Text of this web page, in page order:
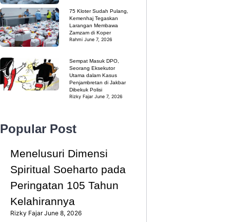
75 Kloter Sudah Pulang,
Kemenhaj Tegaskan
Larangan Membawa
Zamzam di Koper
Rahmi June 7, 2026
Sempat Masuk DPO,
Seorang Eksekutor
Utama dalam Kasus
Penjambretan di Jakbar
Dibekuk Polisi
Rizky FajarJune 7, 2026
Popular Post
Menelusuri Dimensi
Spiritual Soeharto pada
Peringatan 105 Tahun
Kelahirannya
Rizky FajarJune 8, 2026